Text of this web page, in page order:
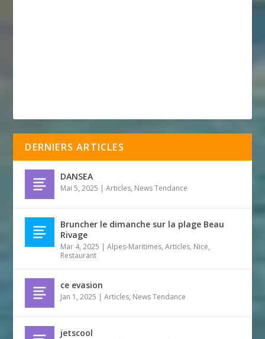
DERNIERS ARTICLES
DANSEA
Mai 5, 2025 |Articles, News Tendance
Bruncher le dimanche sur la plage Beau
Rivage
Mar 4, 2025 |Alpes-Maritimes,Articles, Nice,
Restaurant
ce evasion
Jan 1, 2025 |Articles, News Tendance
jetscool